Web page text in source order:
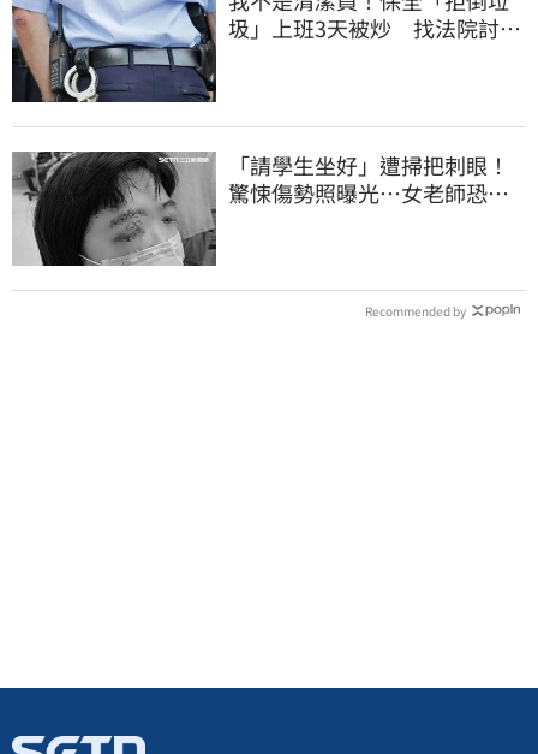
圾」上班3天被炒 找法院討公
「請學生坐好」遭掃把刺眼！
驚悚傷勢照曝光…女老師恐失
Recommended by